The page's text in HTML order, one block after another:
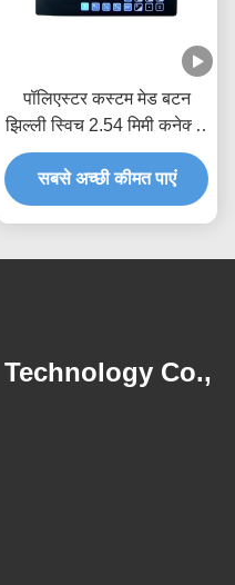
पॉलिएस्टर कस्टम मेड बटन
झिल्ली स्विच 2.54 मिमी कनेक्टर
के साथ
सबसे अच्छी कीमत पाएं
Co.,